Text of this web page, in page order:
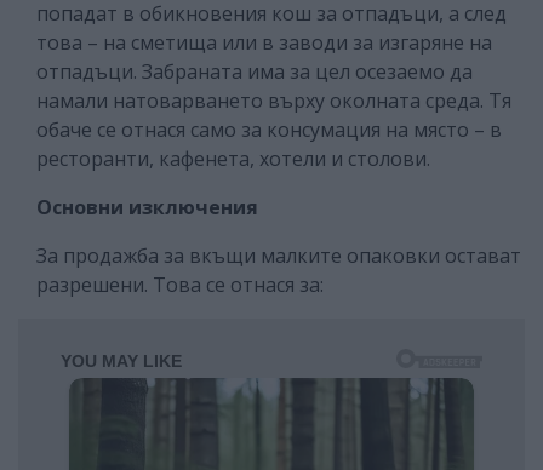
попадат в обикновения кош за отпадъци, а след
това – на сметища или в заводи за изгаряне на
отпадъци. Забраната има за цел осезаемо да
намали натоварването върху околната среда. Тя
обаче се отнася само за консумация на място – в
ресторанти, кафенета, хотели и столови.
Основни изключения
За продажба за вкъщи малките опаковки остават
разрешени. Това се отнася за: